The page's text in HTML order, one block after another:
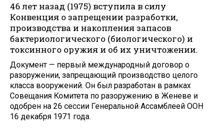
46 лет назад (1975) вступила в силу
Конвенция о запрещении разработки,
производства и накопления запасов
бактериологического (биологического) и
токсинного оружия и об их уничтожении.
Документ — первый международный договор о
разоружении, запрещающий производство целого
класса вооружений. Он был разработан в рамках
Совещания Комитета по разоружению в Женеве и
одобрен на 26 сессии Генеральной Ассамблеей ООН
16 декабря 1971 года.